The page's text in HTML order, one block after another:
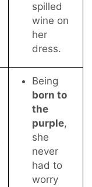
spilled
wine on
her
dress.
Being
born to
the
purple,
she
never
had to
worry